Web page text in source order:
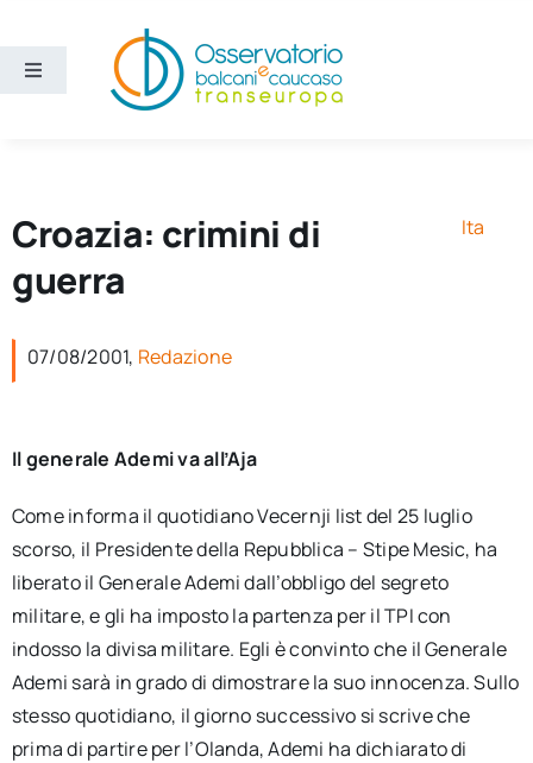
contenuto
Toggle
Ricerca e divulgazione
Sezioni
Chi siamo
Cerca
per:
Newsletter
Ita
Croazia: crimini di
guerra
Ita
07/08/2001, Redazione
Il generale Ademi va all’Aja
Come informa il quotidiano Vecernji list del 25 luglio
scorso, il Presidente della Repubblica – Stipe Mesic, ha
liberato il Generale Ademi dall’obbligo del segreto
militare, e gli ha imposto la partenza per il TPI con
indosso la divisa militare. Egli è convinto che il Generale
Ademi sarà in grado di dimostrare la suo innocenza. Sullo
stesso quotidiano, il giorno successivo si scrive che
prima di partire per l’Olanda, Ademi ha dichiarato di